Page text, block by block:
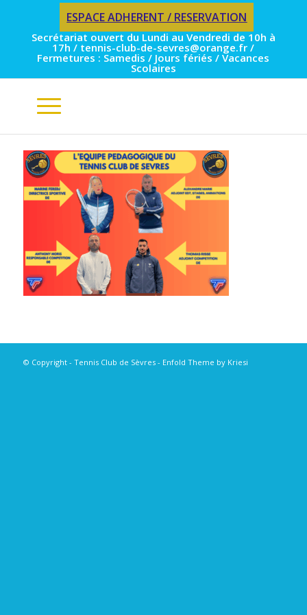
ESPACE ADHERENT / RESERVATION
Secrétariat ouvert du Lundi au Vendredi de 10h à
17h / tennis-club-de-sevres@orange.fr /
Fermetures : Samedis / Jours fériés / Vacances
Scolaires
© Copyright - Tennis Club de Sèvres - Enfold Theme by Kriesi